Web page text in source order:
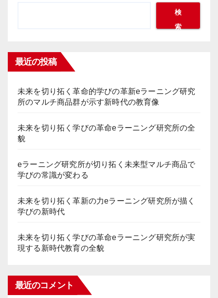
検
索
最近の投稿
未来を切り拓く革命的学びの革新eラーニング研究
所のマルチ商品群が示す新時代の教育像
未来を切り拓く学びの革命eラーニング研究所の全
貌
eラーニング研究所が切り拓く未来型マルチ商品で
学びの常識が変わる
未来を切り拓く革新の力eラーニング研究所が描く
学びの新時代
未来を切り拓く学びの革命eラーニング研究所が実
現する新時代教育の全貌
最近のコメント